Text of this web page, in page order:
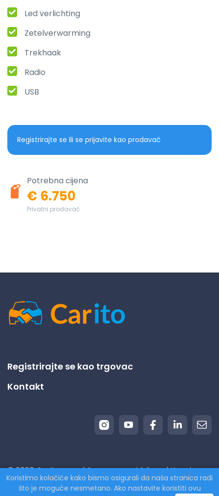
Led verlichting
Zetelverwarming
Trekhaak
Radio
USB
Registrirajte se ili se prijavite kao prodavač
Potrebna cijena
€ 6.750
Privatni prodavač
Registrirajte se kao trgovac
Kontakt
© 2026 Carito.com. | Sva prava pridržana | Kupujemo
vaš automobil po najpovoljnijoj cijeni! | Powered by
Koristimo kolačiće kako bismo osigurali da naša stranica radi
što je moguće nesmetano. Ako nastavite koristiti ovu